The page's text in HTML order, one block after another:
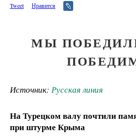
Tweet Нравится
МЫ
Источник: Русская линия
На Турецком валу почтили
при штурме Крыма